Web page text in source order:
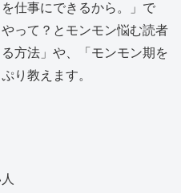
仕事にできるから。」で
って？とモンモン悩む読者
方法」や、「モンモン期を
り教えます。